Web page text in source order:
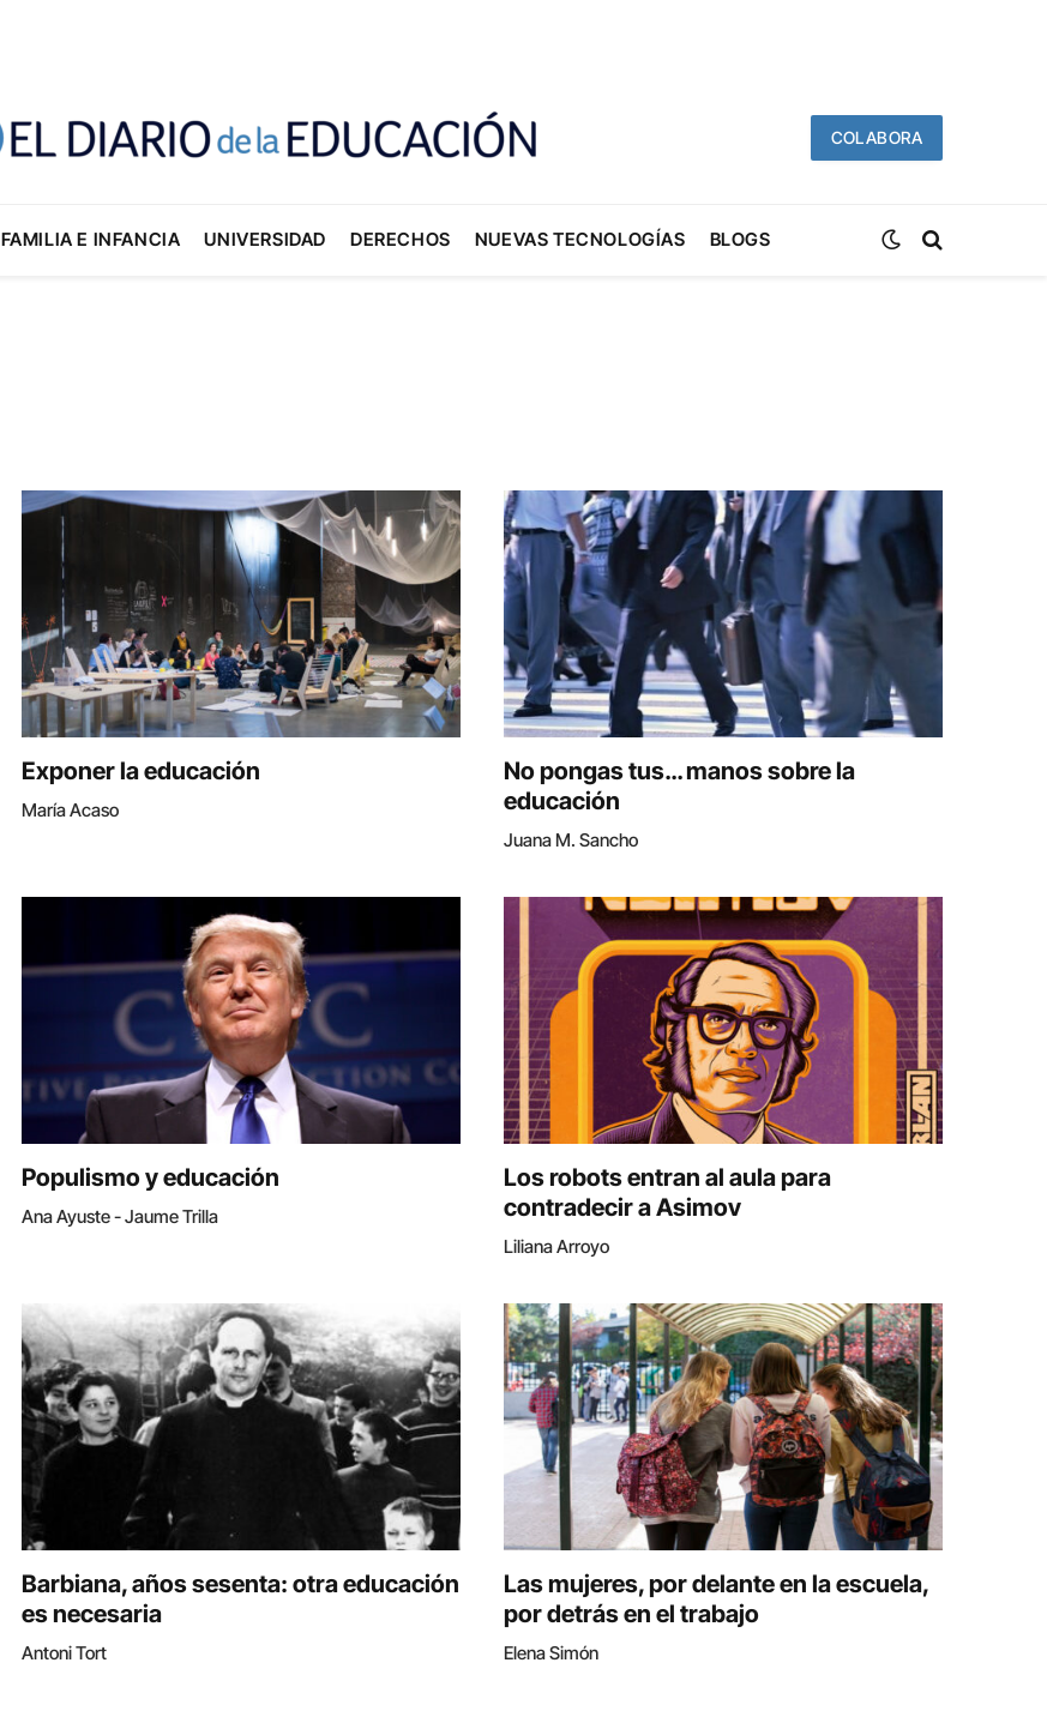
COLABORA
FAMILIA E INFANCIA UNIVERSIDAD DERECHOS NUEVAS TECNOLOGÍAS BLOGS
Exponer la educación
María Acaso
No pongas tus… manos sobre la
educación
Juana M. Sancho
Populismo y educación
Ana Ayuste - Jaume Trilla
Los robots entran al aula para
contradecir a Asimov
Liliana Arroyo
Barbiana, años sesenta: otra educación
es necesaria
Antoni Tort
Las mujeres, por delante en la escuela,
por detrás en el trabajo
Elena Simón